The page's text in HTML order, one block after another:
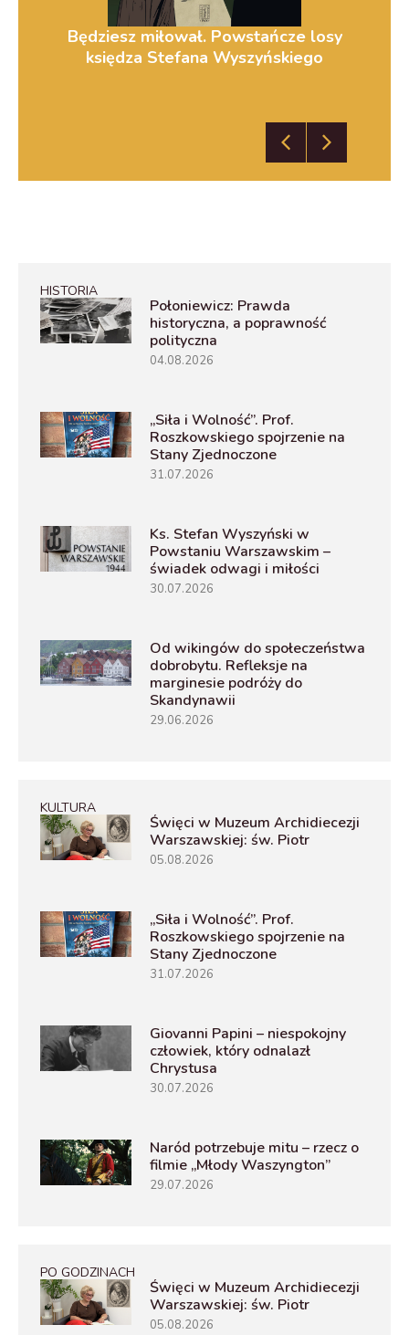
Będziesz miłował. Powstańcze losy
księdza Stefana Wyszyńskiego
HISTORIA
Połoniewicz: Prawda
historyczna, a poprawność
polityczna
04.08.2026
„Siła i Wolność”. Prof.
Roszkowskiego spojrzenie na
Stany Zjednoczone
31.07.2026
Ks. Stefan Wyszyński w
Powstaniu Warszawskim –
świadek odwagi i miłości
30.07.2026
Od wikingów do społeczeństwa
dobrobytu. Refleksje na
marginesie podróży do
Skandynawii
29.06.2026
KULTURA
Święci w Muzeum Archidiecezji
Warszawskiej: św. Piotr
05.08.2026
„Siła i Wolność”. Prof.
Roszkowskiego spojrzenie na
Stany Zjednoczone
31.07.2026
Giovanni Papini – niespokojny
człowiek, który odnalazł
Chrystusa
30.07.2026
Naród potrzebuje mitu – rzecz o
filmie „Młody Waszyngton”
29.07.2026
PO GODZINACH
Święci w Muzeum Archidiecezji
Warszawskiej: św. Piotr
05.08.2026